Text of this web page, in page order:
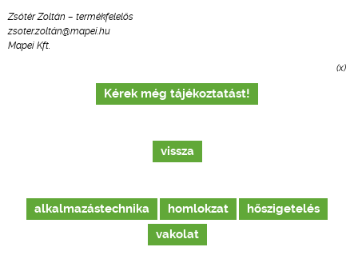
Zsótér Zoltán – termékfelelős
zsoter.zoltán@mapei.hu
Mapei Kft.
(x)
Kérek még tájékoztatást!
vissza
alkalmazástechnika homlokzat
hőszigetelés
vakolat